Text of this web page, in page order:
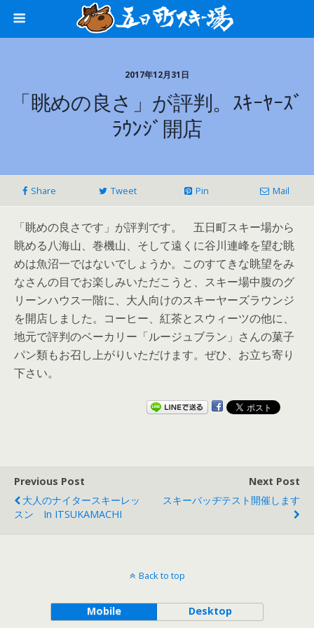
2017年12月31日
「眺めの良さ」が評判。ｽｷｰﾔｰｽﾞ
ﾗｳﾝｼﾞ開店
Share Tweet Pin Mail
「眺めの良さです」が評判です。 五日町スキー場から
眺める八海山、巻機山、そして遠くに谷川連峰を望む眺
めは魚沼一ではないでしょうか。このすてきな眺望をみ
なさんの目でお楽しみいただこうと、スキー場中腹のグ
リーンハウス一階に、大人向けのスキーヤーズラウンジ
を開店しました。コーヒー、紅茶とスウィーツの他に、
地元で評判のベーカリー「ルージュブラン」さんの菓子
パン類もお召し上がりいただけます。ぜひ、お立ち寄り
下さい。
Previous Post
大人のナイタースキーレッ
スン In ITSUKAMACHI
Next Post
スキーバッヂテスト開催します
Back to top
Mobile Desktop